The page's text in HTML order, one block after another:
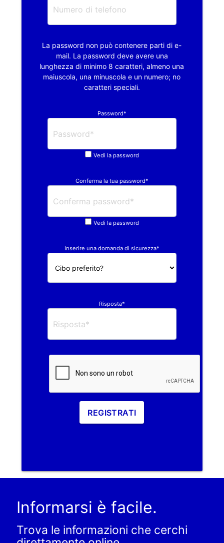
La password non può contenere parti di e-
mail. La password deve avere una
lunghezza di minimo 8 caratteri, almeno una
maiuscola, una minuscola e un numero; no
caratteri speciali.
Password*
Vedi la password
Conferma la tua password*
Vedi la password
Inserire una domanda di sicurezza*
Risposta*
REGISTRATI
Informarsi è facile.
Trova le informazioni che cerchi